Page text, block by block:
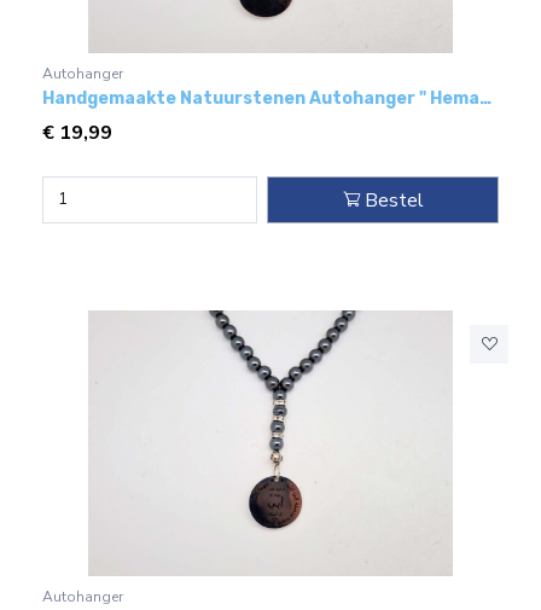
Autohanger
Handgemaakte Natuurstenen Autohanger " Hematiet"- Met metaal hanger - "mijn zoon"
€ 19,99
Bestel
Autohanger